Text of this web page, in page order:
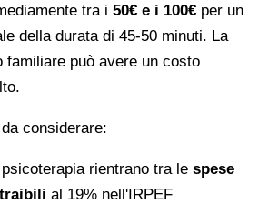
tra i 50€ e i 100€ per un
della durata di 45-50 minuti. La
familiare può avere un costo
considerare:
rientrano tra le spese
al 19% nell'IRPEF